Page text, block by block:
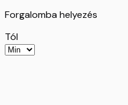
Forgalomba helyezés
Tól